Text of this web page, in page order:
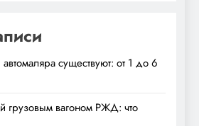
существуют: от 1 до 6
грузовым вагоном РЖД: что